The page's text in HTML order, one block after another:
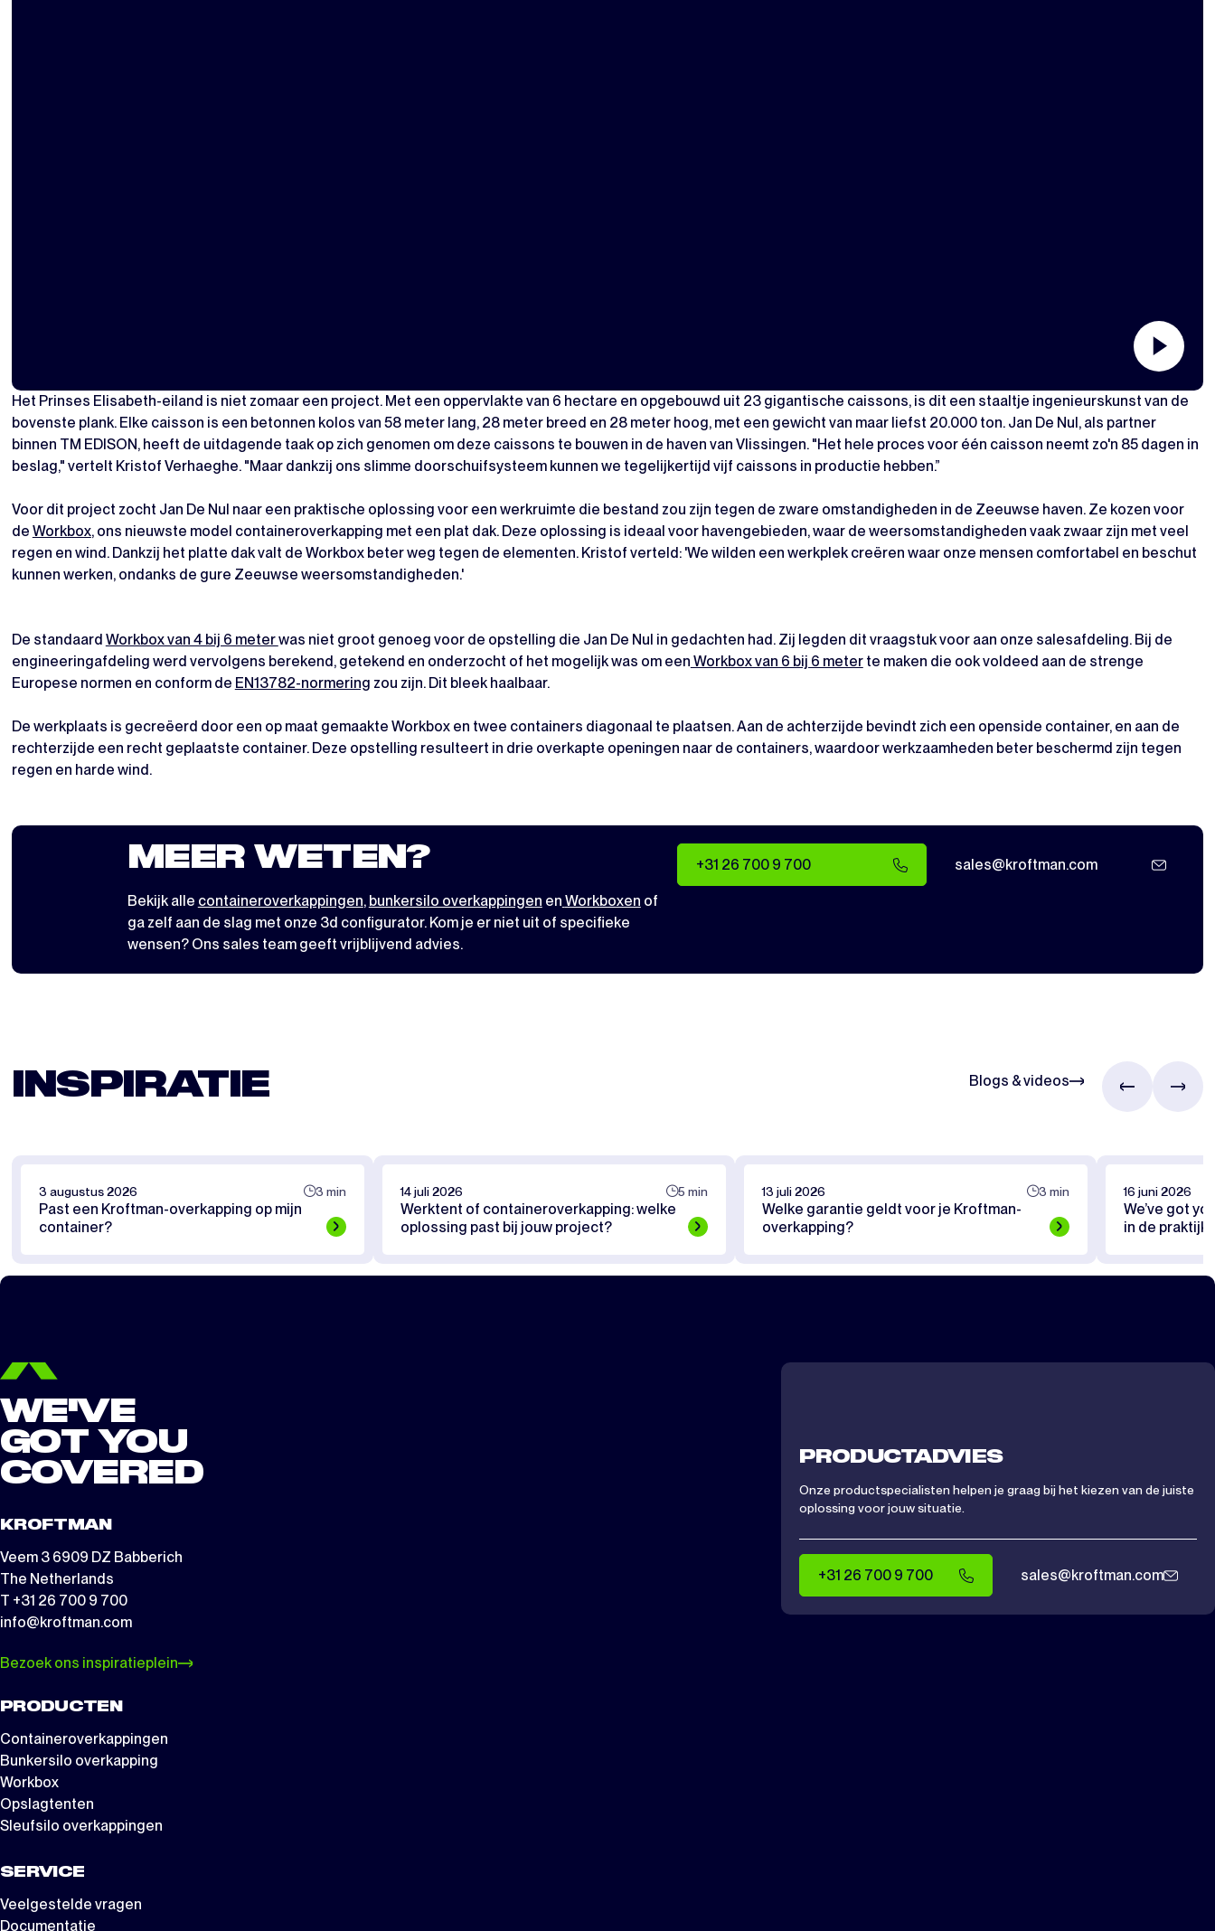
Het Prinses Elisabeth-eiland is niet zomaar een project. Met een oppervlakte van 6 hectare en opgebouwd uit 23 gigantische caissons, is dit een staaltje ingenieurskunst van de
bovenste plank. Elke caisson is een betonnen kolos van 58 meter lang, 28 meter breed en 28 meter hoog, met een gewicht van maar liefst 20.000 ton. Jan De Nul, als partner
binnen TM EDISON, heeft de uitdagende taak op zich genomen om deze caissons te bouwen in de haven van Vlissingen. "Het hele proces voor één caisson neemt zo'n 85 dagen in
beslag," vertelt Kristof Verhaeghe. "Maar dankzij ons slimme doorschuifsysteem kunnen we tegelijkertijd vijf caissons in productie hebben.”
Voor dit project zocht Jan De Nul naar een praktische oplossing voor een werkruimte die bestand zou zijn tegen de zware omstandigheden in de Zeeuwse haven. Ze kozen voor
de Workbox, ons nieuwste model containeroverkapping met een plat dak. Deze oplossing is ideaal voor havengebieden, waar de weersomstandigheden vaak zwaar zijn met veel
regen en wind. Dankzij het platte dak valt de Workbox beter weg tegen de elementen. Kristof verteld: 'We wilden een werkplek creëren waar onze mensen comfortabel en beschut
kunnen werken, ondanks de gure Zeeuwse weersomstandigheden.'
De standaard Workbox van 4 bij 6 meterwas niet groot genoeg voor de opstelling die Jan De Nul in gedachten had. Zij legden dit vraagstuk voor aan onze salesafdeling. Bij de
engineeringafdeling werd vervolgens berekend, getekend en onderzocht of het mogelijk was om een Workbox van 6 bij 6 meterte maken die ook voldeed aan de strenge
Europese normen en conform de EN13782-normering zou zijn. Dit bleek haalbaar.
De werkplaats is gecreëerd door een op maat gemaakte Workbox en twee containers diagonaal te plaatsen. Aan de achterzijde bevindt zich een openside container, en aan de
rechterzijde een recht geplaatste container. Deze opstelling resulteert in drie overkapte openingen naar de containers, waardoor werkzaamheden beter beschermd zijn tegen
regen en harde wind.
MEER WETEN?
Bekijk alle containeroverkappingen, bunkersilo overkappingen en Workboxen of
ga zelf aan de slag met onze 3d configurator. Kom je er niet uit of specifieke
wensen? Ons sales team geeft vrijblijvend advies.
+31 26 700 9 700 sales@kroftman.com
INSPIRATIE Blogs & videos
3 augustus 2026 3 min
Past een Kroftman-overkapping op mijn
container?
14 juli 2026 5 min
Werktent of containeroverkapping: welke
oplossing past bij jouw project?
13 juli 2026 3 min
Welke garantie geldt voor je Kroftman-
overkapping?
16 juni 2026
We’ve got
in de praktijk?
WE'VE
GOT YOU
COVERED
KROFTMAN
Veem 3 6909 DZ Babberich
The Netherlands
T +31 26 700 9 700
info@kroftman.com
Bezoek ons inspiratieplein
PRODUCTEN
Containeroverkappingen
Bunkersilo overkapping
Workbox
Opslagtenten
Sleufsilo overkappingen
SERVICE
Veelgestelde vragen
Documentatie
PRODUCTADVIES
Onze productspecialisten helpen je graag bij het kiezen van de juiste
oplossing voor jouw situatie.
+31 26 700 9 700 sales@kroftman.com